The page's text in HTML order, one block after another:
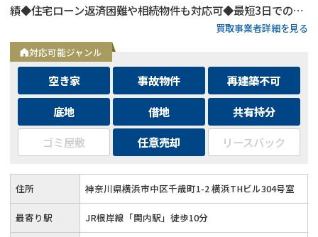
績◆住宅ローン返済困難や相続物件も対応可◆最短3日での売
却も可能◆プロフェッショナルによる徹底サポート買取事業者詳細を見る
対応可能ジャンル
空き家 事故物件
再建築不可
底地
借地
共有持分
ゴミ屋敷
任意売却 リースバック
住所 神奈川県横浜市中区千歳町1-2 横浜THビル304号室
最寄り駅 JR根岸線「関内駅」徒歩10分